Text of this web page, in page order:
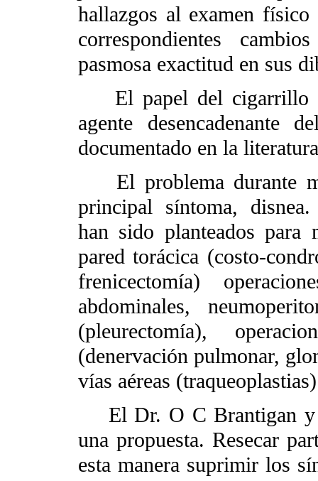
hallazgos al examen
correspondientes
pasmosa exactitud en sus
El papel del cigarrillo
agente desencadenante
documentado en la
El problema durante
principal síntoma,
han sido planteados para
pared torácica (costo-
frenicectomía)
abdominales,
(pleurectomía),
(denervación pulmonar,
vías aéreas
El Dr. O C Brantigan y
una propuesta. Resecar
esta manera suprimir los